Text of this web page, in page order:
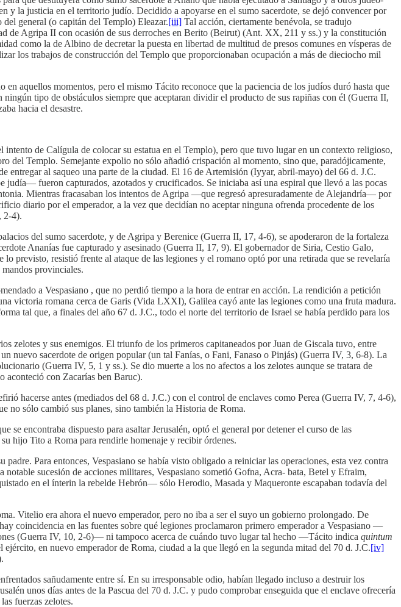
la justicia en el territorio judío. Decidido a apoyarse en el sumo sacerdote, se dejó convencer por
del general (o capitán del Templo) Eleazar.[iii] Tal acción, ciertamente benévola, se tradujo
de Agripa II con ocasión de sus derroches en Berito (Beirut) (Ant. XX, 211 y ss.) y la constitución
como la de Albino de decretar la puesta en libertad de multitud de presos comunes en vísperas de
los trabajos de construcción del Templo que proporcionaban ocupación a más de dieciocho mil
aquellos momentos, pero el mismo Tácito reconoce que la paciencia de los judíos duró hasta que
tipo de obstáculos siempre que aceptaran dividir el producto de sus rapiñas con él (Guerra II,
hacia el desastre.
de Calígula de colocar su estatua en el Templo), pero que tuvo lugar en un contexto religioso,
del Templo. Semejante expolio no sólo añadió crispación al momento, sino que, paradójicamente,
entregar al saqueo una parte de la ciudad. El 16 de Artemisión (Iyyar, abril-mayo) del 66 d. J.C.
fueron capturados, azotados y crucificados. Se iniciaba así una espiral que llevó a las pocas
Mientras fracasaban los intentos de Agripa —que regresó apresuradamente de Alejandría— por
diario por el emperador, a la vez que decidían no aceptar ninguna ofrenda procedente de los
2-4).
del sumo sacerdote, y de Agripa y Berenice (Guerra II, 17, 4-6), se apoderaron de la fortaleza
Ananías fue capturado y asesinado (Guerra II, 17, 9). El gobernador de Siria, Cestio Galo,
previsto, resistió frente al ataque de las legiones y el romano optó por una retirada que se revelaría
provinciales.
a Vespasiano , que no perdió tiempo a la hora de entrar en acción. La rendición a petición
victoria romana cerca de Garis (Vida LXXI), Galilea cayó ante las legiones como una fruta madura.
tal que, a finales del año 67 d. J.C., todo el norte del territorio de Israel se había perdido para los
zelotes y sus enemigos. El triunfo de los primeros capitaneados por Juan de Giscala tuvo, entre
nuevo sacerdote de origen popular (un tal Fanías, o Fani, Fanaso o Pinjás) (Guerra IV, 3, 6-8). La
(Guerra IV, 5, 1 y ss.). Se dio muerte a los no afectos a los zelotes aunque se tratara de
aconteció con Zacarías ben Baruc).
hacerse antes (mediados del 68 d. J.C.) con el control de enclaves como Perea (Guerra IV, 7, 4-6),
no sólo cambió sus planes, sino también la Historia de Roma.
encontraba dispuesto para asaltar Jerusalén, optó el general por detener el curso de las
hijo Tito a Roma para rendirle homenaje y recibir órdenes.
Para entonces, Vespasiano se había visto obligado a reiniciar las operaciones, esta vez contra
sucesión de acciones militares, Vespasiano sometió Gofna, Acra- bata, Betel y Efraim,
en el ínterin la rebelde Hebrón— sólo Herodio, Masada y Maqueronte escapaban todavía del
Vitelio era ahora el nuevo emperador, pero no iba a ser el suyo un gobierno prolongado. De
coincidencia en las fuentes sobre qué legiones proclamaron primero emperador a Vespasiano —
(Guerra IV, 10, 2-6)— ni tampoco acerca de cuándo tuvo lugar tal hecho —Tácito indica quintum
en nuevo emperador de Roma, ciudad a la que llegó en la segunda mitad del 70 d. J.C.[iv]
sañudamente entre sí. En su irresponsable odio, habían llegado incluso a destruir los
unos días antes de la Pascua del 70 d. J.C. y pudo comprobar enseguida que el enclave ofrecería
fuerzas zelotes.